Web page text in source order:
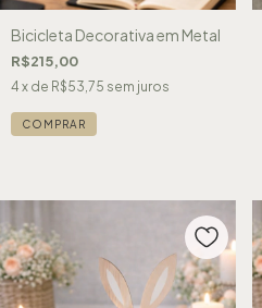
Bicicleta Decorativa em Metal
R$215,00
4 x de R$53,75 sem juros